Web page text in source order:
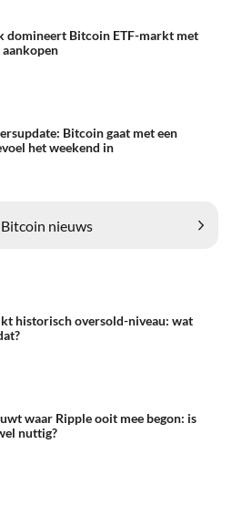
domineert Bitcoin ETF-markt met
Bitcoin gaat met een
het weekend in
nieuws
historisch oversold-niveau: wat
waar Ripple ooit mee begon: is
nuttig?